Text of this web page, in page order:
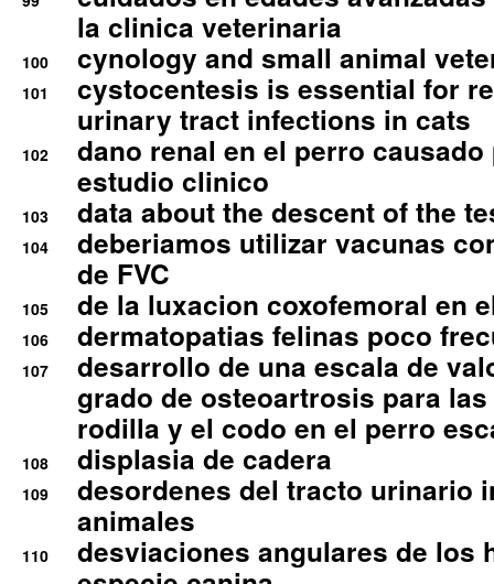
la clinica veterinaria
100 cynology and small animal
101
cystocentesis is essential for
urinary tract infections in cats
102
dano renal en el perro
estudio clinico
103 data about the descent of the
104
deberiamos utilizar vacunas
de FVC
105 de la luxacion coxofemoral en
106 dermatopatias felinas poco
107
desarrollo de una escala de
grado de osteoartrosis para
rodilla y el codo en el perro
108 displasia de cadera
109
desordenes del tracto urinario
animales
110
desviaciones angulares de los